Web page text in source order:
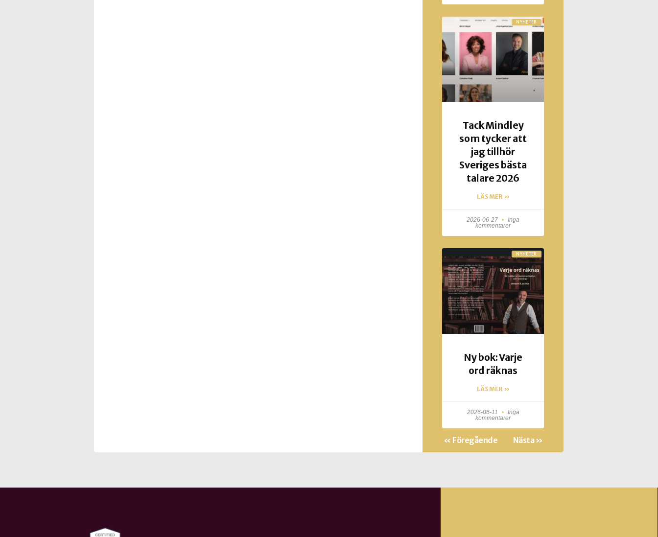
NYHETER
Tack Mindley
som tycker att
jag tillhör
Sveriges bästa
talare 2026
LÄS MER »
2026-06-27
Inga
kommentarer
NYHETER
Ny bok: Varje
ord räknas
LÄS MER »
2026-06-11
Inga
kommentarer
« Föregående Nästa »